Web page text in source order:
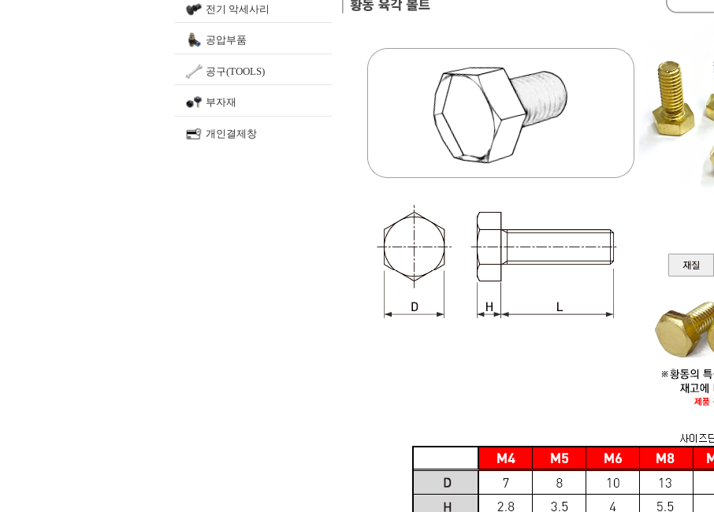
전기 악세사리
공압부품
공구(TOOLS)
부자재
개인결제창